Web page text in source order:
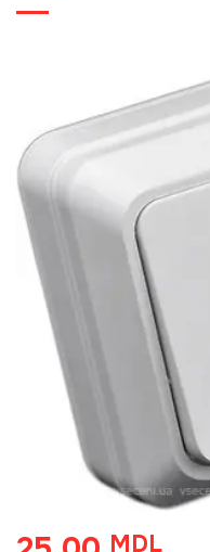
MDL